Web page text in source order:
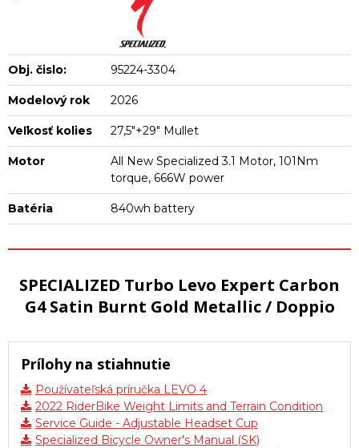
Obj. čislo: 95224-3304
Modelový rok 2026
Veľkosť kolies 27,5"+29" Mullet
Motor
All New Specialized 3.1 Motor, 101Nm
torque, 666W power
Batéria 840wh battery
SPECIALIZED Turbo Levo Expert Carbon
G4 Satin Burnt Gold Metallic / Doppio
Prílohy na stiahnutie
Používateľská príručka LEVO 4
2022 RiderBike Weight Limits and Terrain Condition
Service Guide - Adjustable Headset Cup
Specialized Bicycle Owner's Manual (SK)